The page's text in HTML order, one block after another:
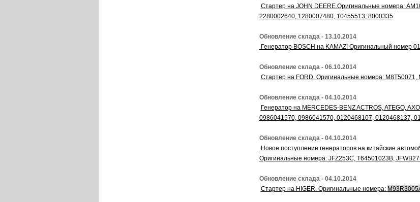
Стартер на JOHN DEERE.Оригинальные номера:
2280002640, 1280007480, 10455513, 8000335
Обновление склада - 13.10.2014
Генератор BOSCH на KAMAZ! Оригинальный номер
Обновление склада - 06.10.2014
Стартер на FORD. Оригинальные номера: M8T50071,
Обновление склада - 04.10.2014
Генератор на MERCEDES-BENZ ACTROS, ATEGO,
0986041570, 0986041570, 0120468107, 0120468137,
Обновление склада - 04.10.2014
Новое поступление генераторов на китайские
Оригинальные номера: JFZ253C, T64501023B,
Обновление склада - 04.10.2014
Стартер на HIGER. Оригинальные номера: